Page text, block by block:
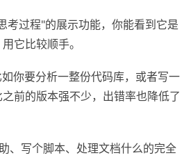
过程"的展示功能，你能看到它是
它比较顺手。
你要分析一整份代码库，或者写一
前的版本强不少，出错率也降低了
写个脚本、处理文档什么的完全